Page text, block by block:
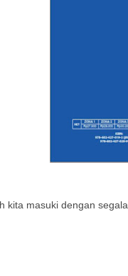
kita masuki dengan